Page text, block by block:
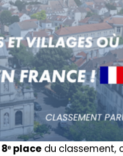
8ᵉ place du classement,